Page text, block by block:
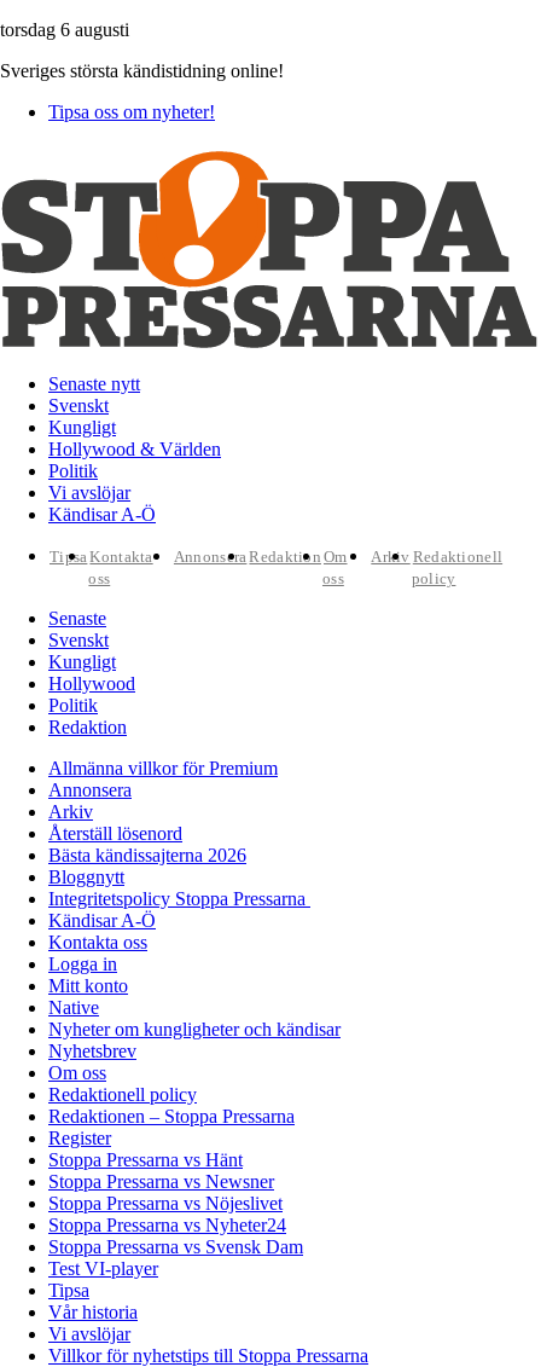
torsdag 6 augusti
Sveriges största kändistidning online!
Tipsa oss om nyheter!
Senaste nytt
Svenskt
Kungligt
Hollywood & Världen
Politik
Vi avslöjar
Kändisar A-Ö
TipsaKontakta
oss
AnnonseraRedaktion Om
oss
Arkiv Redaktionell
policy
Senaste
Svenskt
Kungligt
Hollywood
Politik
Redaktion
Allmänna villkor för Premium
Annonsera
Arkiv
Återställ lösenord
Bästa kändissajterna 2026
Bloggnytt
Integritetspolicy Stoppa Pressarna
Kändisar A-Ö
Kontakta oss
Logga in
Mitt konto
Native
Nyheter om kungligheter och kändisar
Nyhetsbrev
Om oss
Redaktionell policy
Redaktionen – Stoppa Pressarna
Register
Stoppa Pressarna vs Hänt
Stoppa Pressarna vs Newsner
Stoppa Pressarna vs Nöjeslivet
Stoppa Pressarna vs Nyheter24
Stoppa Pressarna vs Svensk Dam
Test VI-player
Tipsa
Vår historia
Vi avslöjar
Villkor för nyhetstips till Stoppa Pressarna